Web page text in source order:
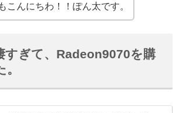
こんにちわ！！ぽん太です。
すぎて、Radeon9070を購